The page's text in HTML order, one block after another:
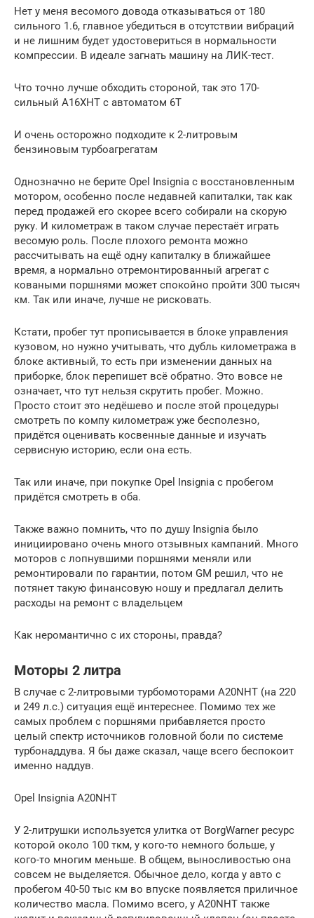
Нет у меня весомого довода отказываться от 180
сильного 1.6, главное убедиться в отсутствии вибраций
и не лишним будет удостовериться в нормальности
компрессии. В идеале загнать машину на ЛИК-тест.
Что точно лучше обходить стороной, так это 170-
сильный A16XHT с автоматом 6T
И очень осторожно подходите к 2-литровым
бензиновым турбоагрегатам
Однозначно не берите Opel Insignia с восстановленным
мотором, особенно после недавней капиталки, так как
перед продажей его скорее всего собирали на скорую
руку. И километраж в таком случае перестаёт играть
весомую роль. После плохого ремонта можно
рассчитывать на ещё одну капиталку в ближайшее
время, а нормально отремонтированный агрегат с
коваными поршнями может спокойно пройти 300 тысяч
км. Так или иначе, лучше не рисковать.
Кстати, пробег тут прописывается в блоке управления
кузовом, но нужно учитывать, что дубль километража в
блоке активный, то есть при изменении данных на
приборке, блок перепишет всё обратно. Это вовсе не
означает, что тут нельзя скрутить пробег. Можно.
Просто стоит это недёшево и после этой процедуры
смотреть по компу километраж уже бесполезно,
придётся оценивать косвенные данные и изучать
сервисную историю, если она есть.
Так или иначе, при покупке Opel Insignia с пробегом
придётся смотреть в оба.
Также важно помнить, что по душу Insignia было
инициировано очень много отзывных кампаний. Много
моторов с лопнувшими поршнями меняли или
ремонтировали по гарантии, потом GM решил, что не
потянет такую финансовую ношу и предлагал делить
расходы на ремонт с владельцем
Как неромантично с их стороны, правда?
Моторы 2 литра
В случае с 2-литровыми турбомоторами A20NHT (на 220
и 249 л.с.) ситуация ещё интереснее. Помимо тех же
самых проблем с поршнями прибавляется просто
целый спектр источников головной боли по системе
турбонаддува. Я бы даже сказал, чаще всего беспокоит
именно наддув.
Opel Insignia A20NHT
У 2-литрушки используется улитка от BorgWarner ресурс
которой около 100 ткм, у кого-то немного больше, у
кого-то многим меньше. В общем, выносливостью она
совсем не выделяется. Обычное дело, когда у авто с
пробегом 40-50 тыс км во впуске появляется приличное
количество масла. Помимо всего, у A20NHT также